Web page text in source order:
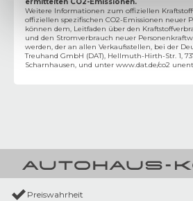
Weitere Informationen zum offiziellen
offiziellen spezifischen CO2-Emissionen neuer
können dem‚ Leitfaden über den
und den Stromverbrauch neuer
werden, der an allen Verkaufsstellen, bei der
Treuhand GmbH (DAT), Hellmuth-Hirth-Str. 1,
Scharnhausen, und unter www.dat.de/co2
Preiswahrheit